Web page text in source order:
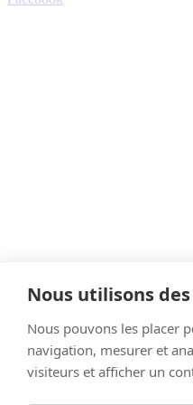
Nous utilisons
Nous pouvons les placer
navigation, mesurer et
visiteurs et afficher un